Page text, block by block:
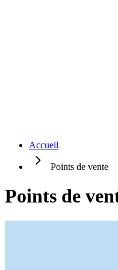
Accueil
Points de vente
Points de